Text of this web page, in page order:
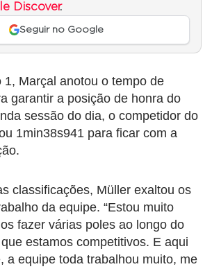
Discover.
Seguir no Google
1, Marçal anotou o tempo de
garantir a posição de honra do
sessão do dia, o competidor do
1min38s941 para ficar com a
classificações, Müller exaltou os
da equipe. “Estou muito
fazer várias poles ao longo do
estamos competitivos. E aqui
a equipe toda trabalhou muito, me